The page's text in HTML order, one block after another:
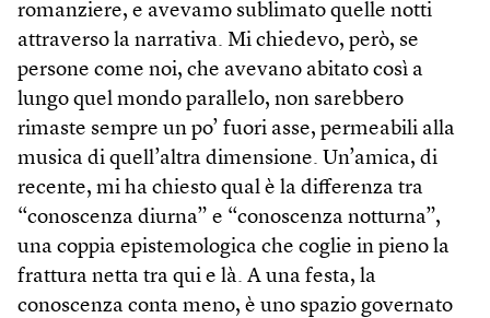
romanziere, e avevamo sublimato quelle notti
attraverso la narrativa. Mi chiedevo, però, se
persone come noi, che avevano abitato così a
lungo quel mondo parallelo, non sarebbero
rimaste sempre un po’ fuori asse, permeabili alla
musica di quell’altra dimensione. Un’amica, di
recente, mi ha chiesto qual è la differenza tra
“conoscenza diurna” e “conoscenza notturna”,
una coppia epistemologica che coglie in pieno la
frattura netta tra qui e là. A una festa, la
conoscenza conta meno, è uno spazio governato